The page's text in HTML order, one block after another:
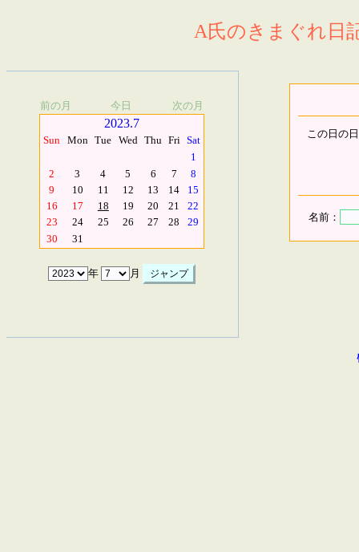
A氏のきまぐれ日
前の月 今日 次の月
2023.7
Sun Mon Tue Wed Thu Fri Sat
1
2
3 4 5 6 7
8
9
10 11 12 13 14
15
16
17 18 19 20 21
22
23
24 25 26 27 28
29
30
31
年 月
この日の
名前：